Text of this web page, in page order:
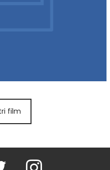
film
Twitter Instagram